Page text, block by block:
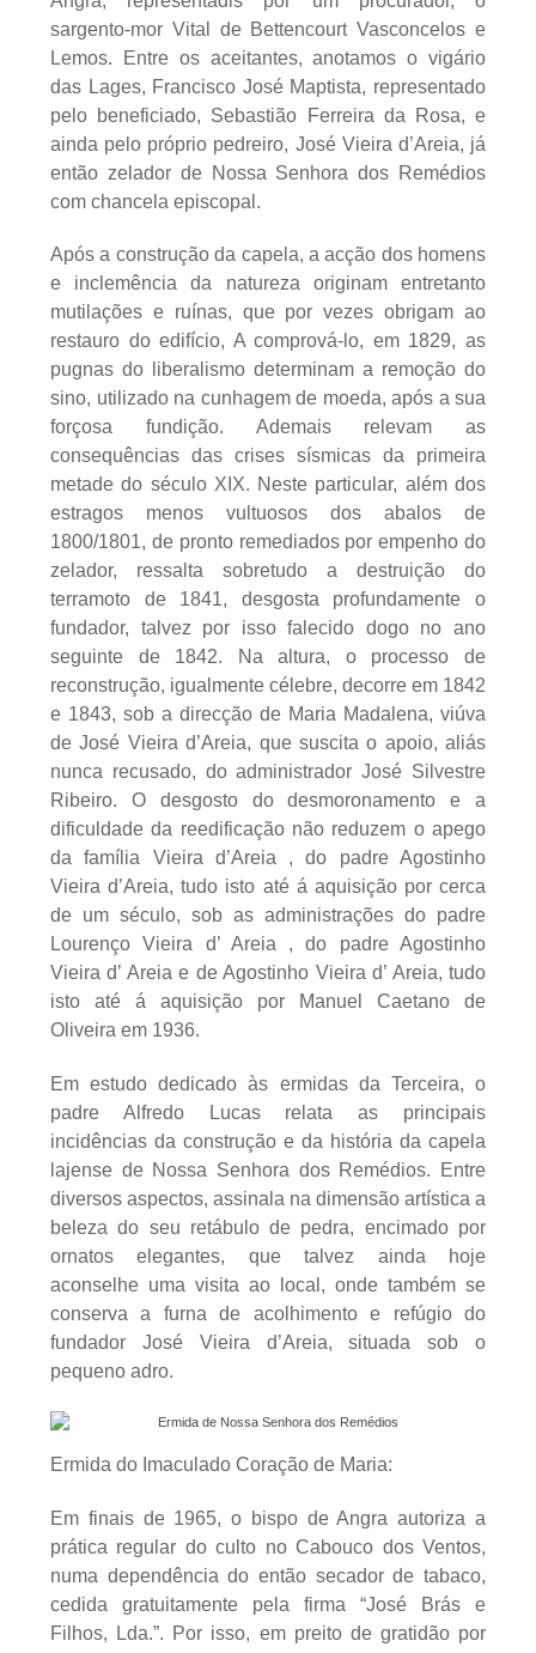
sargento-mor Vital de Bettencourt Vasconcelos e
Lemos. Entre os aceitantes, anotamos o vigário
das Lages, Francisco José Maptista, representado
pelo beneficiado, Sebastião Ferreira da Rosa, e
ainda pelo próprio pedreiro, José Vieira d’Areia, já
então zelador de Nossa Senhora dos Remédios
com chancela episcopal.
Após a construção da capela, a acção dos homens
e inclemência da natureza originam entretanto
mutilações e ruínas, que por vezes obrigam ao
restauro do edifício, A comprová-lo, em 1829, as
pugnas do liberalismo determinam a remoção do
sino, utilizado na cunhagem de moeda, após a sua
forçosa fundição. Ademais relevam as
consequências das crises sísmicas da primeira
metade do século XIX. Neste particular, além dos
estragos menos vultuosos dos abalos de
1800/1801, de pronto remediados por empenho do
zelador, ressalta sobretudo a destruição do
terramoto de 1841, desgosta profundamente o
fundador, talvez por isso falecido dogo no ano
seguinte de 1842. Na altura, o processo de
reconstrução, igualmente célebre, decorre em 1842
e 1843, sob a direcção de Maria Madalena, viúva
de José Vieira d’Areia, que suscita o apoio, aliás
nunca recusado, do administrador José Silvestre
Ribeiro. O desgosto do desmoronamento e a
dificuldade da reedificação não reduzem o apego
da família Vieira d’Areia , do padre Agostinho
Vieira d’Areia, tudo isto até á aquisição por cerca
de um século, sob as administrações do padre
Lourenço Vieira d’ Areia , do padre Agostinho
Vieira d’ Areia e de Agostinho Vieira d’ Areia, tudo
isto até á aquisição por Manuel Caetano de
Oliveira em 1936.
Em estudo dedicado às ermidas da Terceira, o
padre Alfredo Lucas relata as principais
incidências da construção e da história da capela
lajense de Nossa Senhora dos Remédios. Entre
diversos aspectos, assinala na dimensão artística a
beleza do seu retábulo de pedra, encimado por
ornatos elegantes, que talvez ainda hoje
aconselhe uma visita ao local, onde também se
conserva a furna de acolhimento e refúgio do
fundador José Vieira d’Areia, situada sob o
pequeno adro.
Ermida do Imaculado Coração de Maria:
Em finais de 1965, o bispo de Angra autoriza a
prática regular do culto no Cabouco dos Ventos,
numa dependência do então secador de tabaco,
cedida gratuitamente pela firma “José Brás e
Filhos, Lda.”. Por isso, em preito de gratidão por